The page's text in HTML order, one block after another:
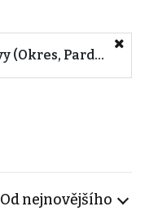
Svitavy (Okres, Pardubický kraj)
Od nejnovějšího